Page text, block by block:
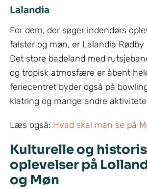
Lalandia
For dem, der søger indendørs
falster og møn, er Lalandia Rødby
Det store badeland med
og tropisk atmosfære er åbent
feriecentret byder også på
klatring og mange andre
Læs også: Hvad skal man se på
Kulturelle og
oplevelser på
og Møn